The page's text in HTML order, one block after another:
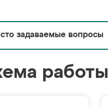
задаваемые вопросы
работы